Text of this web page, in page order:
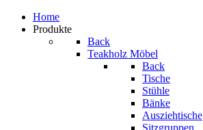
Home
Produkte
Back
Teakholz Möbel
Back
Tische
Stühle
Bänke
Ausziehtische
Sitzgruppen